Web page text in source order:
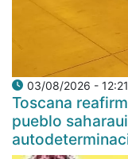
03/08/2026 - 12:21
Toscana
pueblo